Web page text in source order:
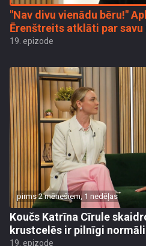
"Nav divu vienādu bēru!"
Ērenštreits atklāti par
19. epizode
pirms 2 mēnešiem, 1 nedēļas
Koučs Katrīna Cīrule
krustcelēs ir pilnīgi
19. epizode